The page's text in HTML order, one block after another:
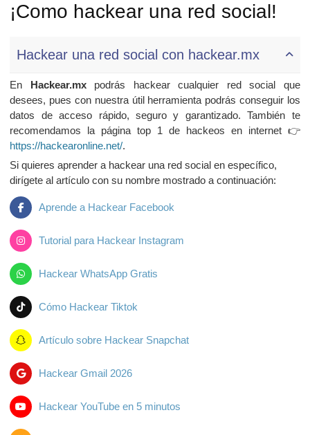
¡Como hackear una red social!
Hackear una red social con hackear.mx
En Hackear.mxpodrás hackear cualquier red social que
desees, pues con nuestra útil herramienta podrás conseguir los
datos de acceso rápido, seguro y garantizado. También te
recomendamos la página top 1 de hackeos en internet 👉
https://hackearonline.net/.
Si quieres aprender a hackear una red social en específico,
dirígete al artículo con su nombre mostrado a continuación:
Aprende a Hackear Facebook
Tutorial para Hackear Instagram
Hackear WhatsApp Gratis
Cómo Hackear Tiktok
Artículo sobre Hackear Snapchat
Hackear Gmail 2026
Hackear YouTube en 5 minutos